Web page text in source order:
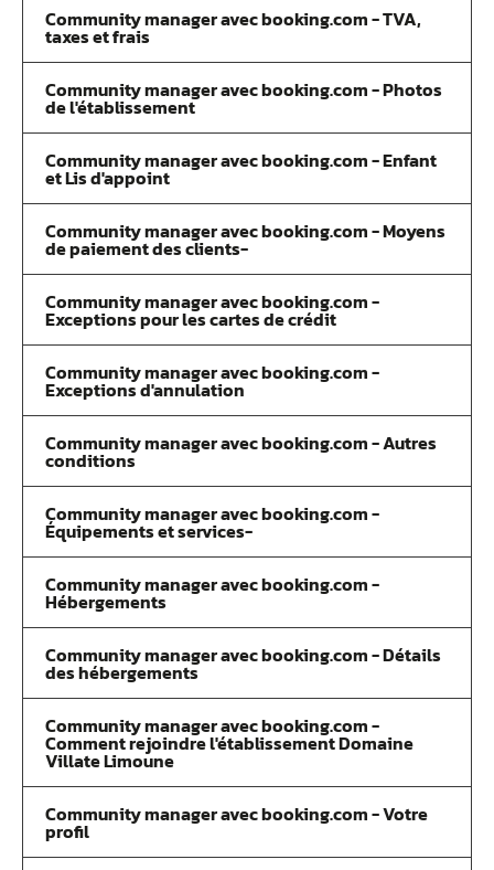
Community manager avec booking.com - TVA,
taxes et frais
Community manager avec booking.com - Photos
de l'établissement
Community manager avec booking.com - Enfant
et Lis d'appoint
Community manager avec booking.com - Moyens
de paiement des clients-
Community manager avec booking.com -
Exceptions pour les cartes de crédit
Community manager avec booking.com -
Exceptions d'annulation
Community manager avec booking.com - Autres
conditions
Community manager avec booking.com -
Équipements et services-
Community manager avec booking.com -
Hébergements
Community manager avec booking.com - Détails
des hébergements
Community manager avec booking.com -
Comment rejoindre l'établissement Domaine
Villate Limoune
Community manager avec booking.com - Votre
profil